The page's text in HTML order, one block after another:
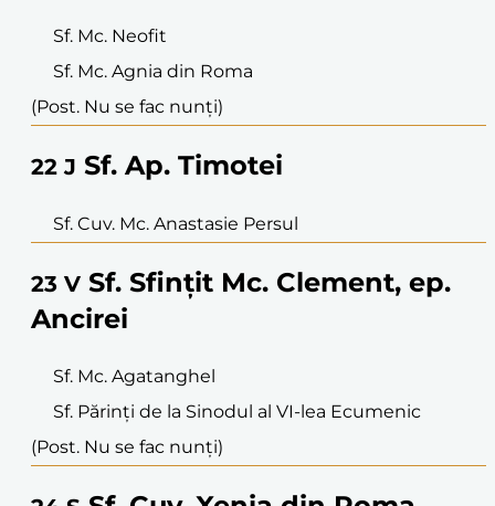
Sf. Mc. Neofit
Sf. Mc. Agnia din Roma
(Post. Nu se fac nunți)
22 J Sf. Ap. Timotei
Sf. Cuv. Mc. Anastasie Persul
23 V Sf. Sfințit Mc. Clement, ep.
Ancirei
Sf. Mc. Agatanghel
Sf. Părinți de la Sinodul al VI-lea Ecumenic
(Post. Nu se fac nunți)